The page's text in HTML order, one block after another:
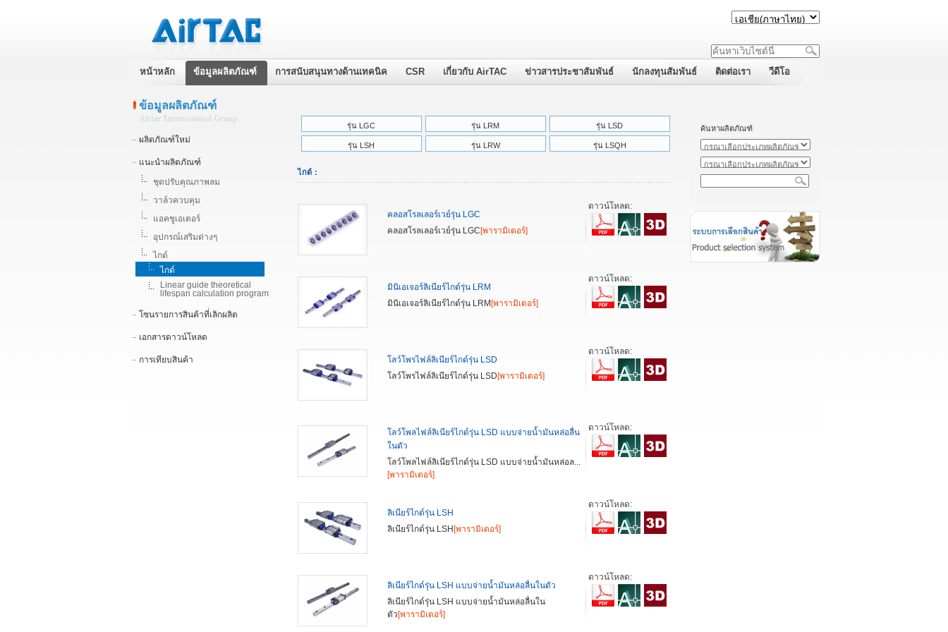
หน้าหลัก ข้อมูลผลิตภัณฑ์ การสนับสนุนทางด้านเทคนิค CSR เกี่ยวกับ AirTAC ข่าวสารประชาสัมพันธ์ นักลงทุนสัมพันธ์ ติดต่อเรา วีดีโอ
ข้อมูลผลิตภัณฑ์
Airtac International Group
ผลิตภัณฑ์ใหม่
แนะนำผลิตภัณฑ์
ชุดปรับคุณภาพลม
วาล์วควบคุม
แอคชูเอเตอร์
อุปกรณ์เสริมต่างๆ
ไกด์
ไกด์
Linear guide theoretical
lifespan calculation program
โซนรายการสินค้าที่เลิกผลิต
เอกสารดาวน์โหลด
การเทียบสินค้า
รุ่น LGC รุ่น LRM รุ่น LSD
รุ่น LSH รุ่น LRW รุ่น LSQH
ไกด์：
คลอสโรลเลอร์เวย์รุ่น LGC
คลอสโรลเลอร์เวย์รุ่น LGC[พารามิเตอร์]
ดาวน์โหลด:
มินิเอเจอร์ลิเนียร์ไกด์รุ่น LRM
มินิเอเจอร์ลิเนียร์ไกด์รุ่น LRM [พารามิเตอร์]
ดาวน์โหลด:
โลว์โพรไฟล์ลิเนียร์ไกด์รุ่น LSD
โลว์โพรไฟล์ลิเนียร์ไกด์รุ่น LSD[พารามิเตอร์]
ดาวน์โหลด:
โลว์โพลไฟล์ลิเนียร์ไกด์รุ่น LSD แบบจ่ายน้ำมันหล่อลื่น
ในตัว
โลว์โพลไฟล์ลิเนียร์ไกด์รุ่น LSD แบบจ่ายน้ำมันหล่อล...
[พารามิเตอร์]
ดาวน์โหลด:
ลิเนียร์ไกด์รุ่น LSH
ลิเนียร์ไกด์รุ่น LSH [พารามิเตอร์]
ดาวน์โหลด:
ลิเนียร์ไกด์รุ่น LSH แบบจ่ายน้ำมันหล่อลื่นในตัว
ลิเนียร์ไกด์รุ่น LSH แบบจ่ายน้ำมันหล่อลื่นใน
ตัว[พารามิเตอร์]
ดาวน์โหลด:
ค้นหาผลิตภัณฑ์